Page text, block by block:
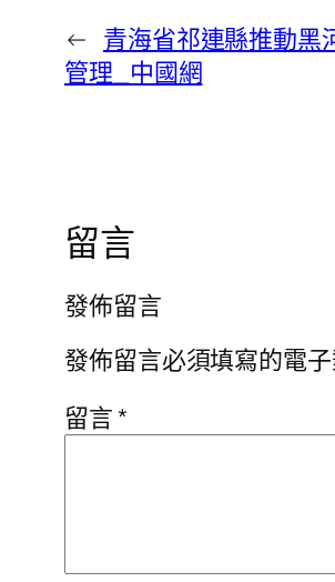
← 青海省祁連縣推動黑
管理_中國網
留言
發佈留言
發佈留言必須填寫的電
留言*